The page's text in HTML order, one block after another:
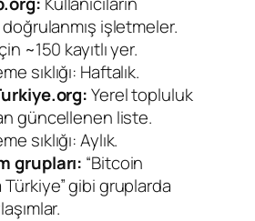
işletmeler.
~150 kayıtlı yer.
sıklığı: Haftalık.
Yerel topluluk
güncellenen liste.
sıklığı: Aylık.
grupları: “Bitcoin
Türkiye” gibi gruplarda